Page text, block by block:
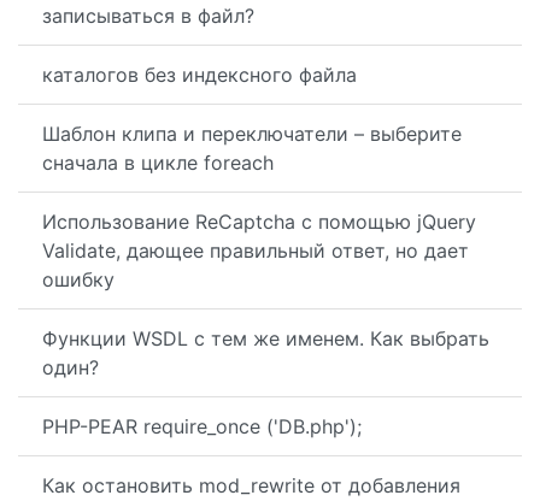
записываться в файл?
каталогов без индексного файла
Шаблон клипа и переключатели – выберите
сначала в цикле foreach
Использование ReCaptcha с помощью jQuery
Validate, дающее правильный ответ, но дает
ошибку
Функции WSDL с тем же именем. Как выбрать
один?
PHP-PEAR require_once ('DB.php');
Как остановить mod_rewrite от добавления